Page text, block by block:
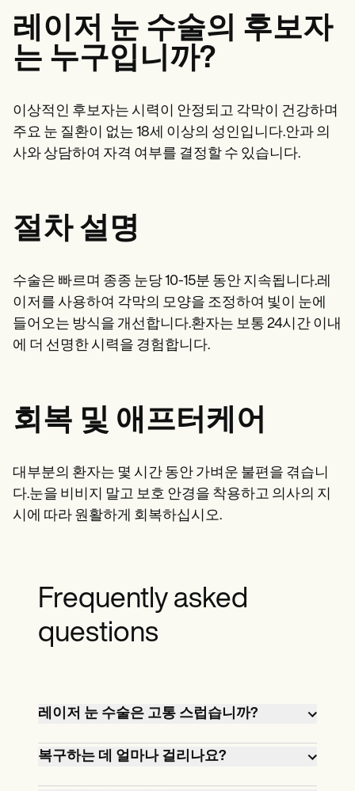
Informed Consent Form
Social Work Treatment Plans
DAR Note Template
Patient Visit Summary Template
Demos
Training Hub
Webinars
Switch to Carepatron
Login
Get started
레이저 눈 수술의 후보자
는 누구입니까?
이상적인 후보자는 시력이 안정되고 각막이 건강하며
주요 눈 질환이 없는 18세 이상의 성인입니다.안과 의
사와 상담하여 자격 여부를 결정할 수 있습니다.
절차 설명
수술은 빠르며 종종 눈당 10-15분 동안 지속됩니다.레
이저를 사용하여 각막의 모양을 조정하여 빛이 눈에
들어오는 방식을 개선합니다.환자는 보통 24시간 이내
에 더 선명한 시력을 경험합니다.
회복 및 애프터케어
대부분의 환자는 몇 시간 동안 가벼운 불편을 겪습니
다.눈을 비비지 말고 보호 안경을 착용하고 의사의 지
시에 따라 원활하게 회복하십시오.
Frequently asked
questions
레이저 눈 수술은 고통 스럽습니까?
아니요, 마취성 점안액을 사용하기 때문
복구하는 데 얼마나 걸리나요?